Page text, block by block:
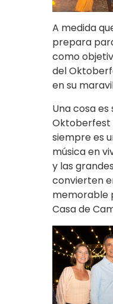
A medida
prepara
como
del
en su
Una cosa es
Oktoberfest
siempre es
música en
y las
convierten
memorable
Casa de